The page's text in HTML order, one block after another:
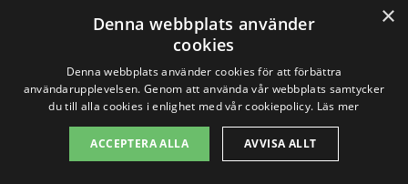
pengar i det långa loppet.
Om du inte hittar rätt företag i Nyköping,
behöver du inte oroa dig. Det finns flera
närliggande städer där du också kan få
×
Denna webbplats använder
cookies
Denna webbplats använder cookies för att förbättra
användarupplevelsen. Genom att använda vår webbplats samtycker
du till alla cookies i enlighet med vår cookiepolicy. Läs mer
ACCEPTERA ALLA AVVISA ALLT